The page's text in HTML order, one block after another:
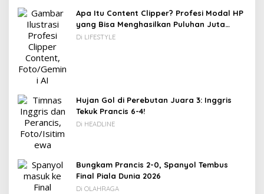
Apa Itu Content Clipper? Profesi Modal HP
yang Bisa Menghasilkan Puluhan Juta
Rupiah
Di LIFESTYLE
Hujan Gol di Perebutan Juara 3: Inggris
Tekuk Prancis 6-4!
Di HEADLINE
Bungkam Prancis 2-0, Spanyol Tembus
Final Piala Dunia 2026
Di OLAHRAGA